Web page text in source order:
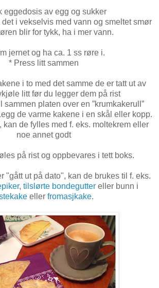
eggedosis av egg og sukker
i vekselvis med vann og smeltet smør
blir for tykk, ha i mer vann.
jernet og ha ca. 1 ss røre i.
* Press litt sammen
i to med det samme de er tatt ut av
litt før du legger dem på rist
sammen platen over en ”krumkakerull”
de varme kakene i en skål eller kopp.
kan de fylles med f. eks. moltekrem eller
noe annet godt
på rist og oppbevares i tett boks.
"gått ut på dato", kan de brukes til f. eks.
, tilslørte bondeguttereller bunn i
eller fromasjkake.